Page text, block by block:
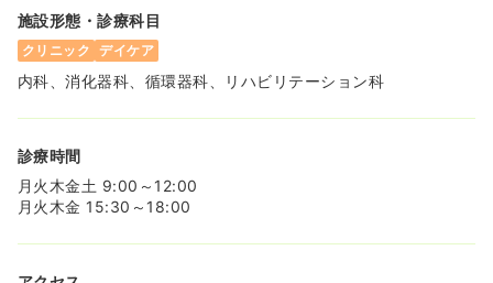
施設形態・診療科目
クリニック デイケア
内科、消化器科、循環器科、リハビリテーション科
診療時間
月火木金土 9:00～12:00
月火木金 15:30～18:00